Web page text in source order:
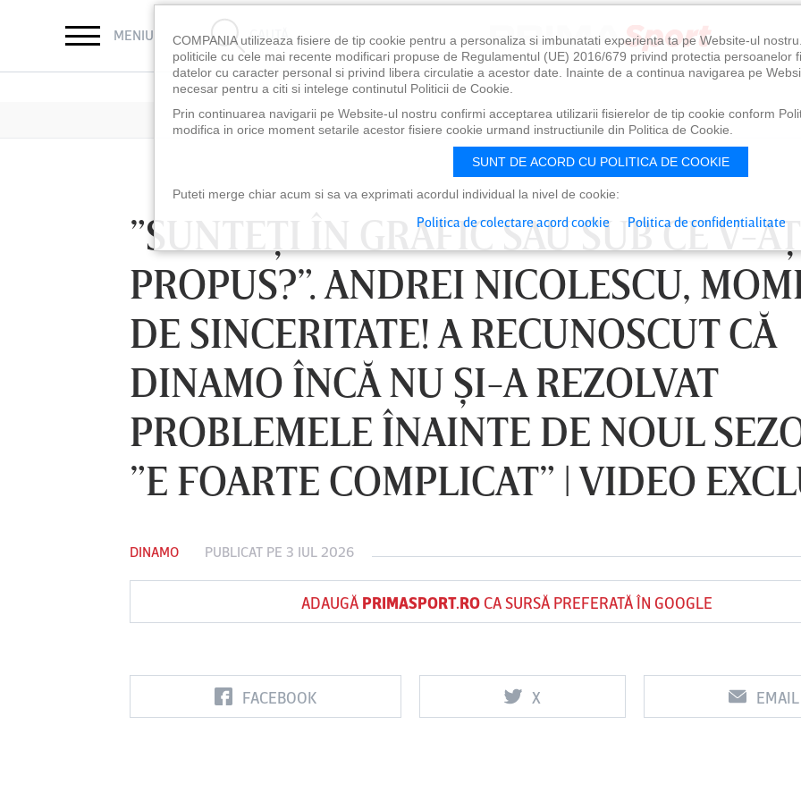
MENIU CAUTĂ
”SUNTEŢI ÎN GRAFIC SAU SUB CE V-AŢI
PROPUS?”. ANDREI NICOLESCU,
DE SINCERITATE! A RECUNOSCUT CĂ
DINAMO ÎNCĂ NU ŞI-A REZOLVAT
PROBLEMELE ÎNAINTE DE NOUL
”E FOARTE COMPLICAT” | VIDEO
DINAMO PUBLICAT PE 3 IUL 2026
ADAUGĂ PRIMASPORT.ROCA SURSĂ PREFERATĂ ÎN GOOGLE
FACEBOOK X EMAIL
LUNI 10 AUG, 18:30
Vs
Hunedoara
LUNI 10 AUG, 21:30
Gheorghe
Vs
VINERI 07 AUG, 21:00
Vs
COMPANIA utilizeaza fisiere de tip cookie pentru a personaliza si imbunatati experienta ta pe Website-ul
politicile cu cele mai recente modificari propuse de Regulamentul (UE) 2016/679 privind protectia persoanelor
datelor cu caracter personal si privind libera circulatie a acestor date. Inainte de a continua navigarea pe
necesar pentru a citi si intelege continutul Politicii de Cookie.
Prin continuarea navigarii pe Website-ul nostru confirmi acceptarea utilizarii fisierelor de tip cookie conform
modifica in orice moment setarile acestor fisiere cookie urmand instructiunile din Politica de Cookie.
SUNT DE ACORD CU POLITICA DE COOKIE
Puteti merge chiar acum si sa va exprimati acordul individual la nivel de cookie:
Politica de colectare acord cookie Politica de confidentialitate